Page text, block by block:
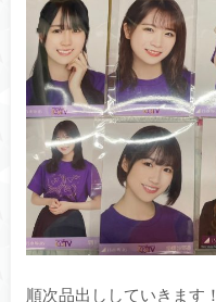
順次品出ししていきます！